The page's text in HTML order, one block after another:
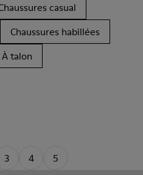
casual
Chaussures habillées
À talon
3 4 5